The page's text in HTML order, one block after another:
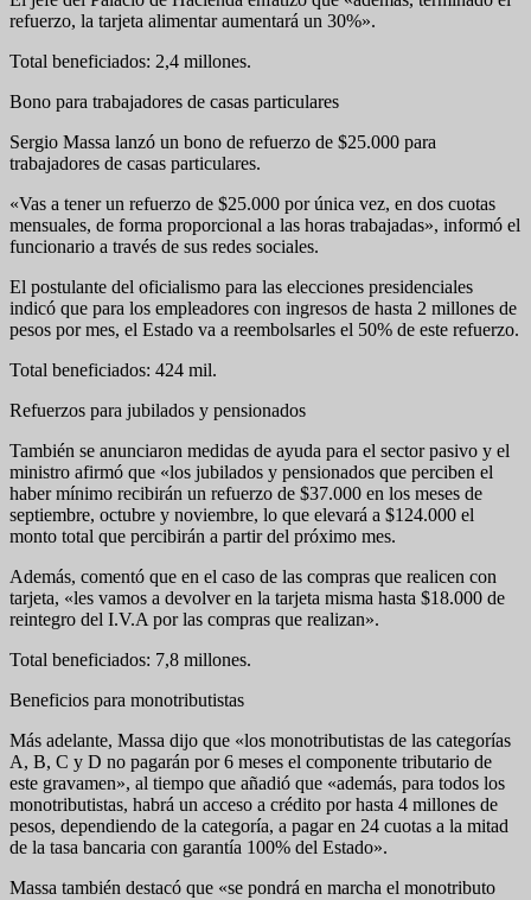
refuerzo, la tarjeta alimentar aumentará un 30%».
Total beneficiados: 2,4 millones.
Bono para trabajadores de casas particulares
Sergio Massa lanzó un bono de refuerzo de $25.000 para
trabajadores de casas particulares.
«Vas a tener un refuerzo de $25.000 por única vez, en dos cuotas
mensuales, de forma proporcional a las horas trabajadas», informó el
funcionario a través de sus redes sociales.
El postulante del oficialismo para las elecciones presidenciales
indicó que para los empleadores con ingresos de hasta 2 millones de
pesos por mes, el Estado va a reembolsarles el 50% de este refuerzo.
Total beneficiados: 424 mil.
Refuerzos para jubilados y pensionados
También se anunciaron medidas de ayuda para el sector pasivo y el
ministro afirmó que «los jubilados y pensionados que perciben el
haber mínimo recibirán un refuerzo de $37.000 en los meses de
septiembre, octubre y noviembre, lo que elevará a $124.000 el
monto total que percibirán a partir del próximo mes.
Además, comentó que en el caso de las compras que realicen con
tarjeta, «les vamos a devolver en la tarjeta misma hasta $18.000 de
reintegro del I.V.A por las compras que realizan».
Total beneficiados: 7,8 millones.
Beneficios para monotributistas
Más adelante, Massa dijo que «los monotributistas de las categorías
A, B, C y D no pagarán por 6 meses el componente tributario de
este gravamen», al tiempo que añadió que «además, para todos los
monotributistas, habrá un acceso a crédito por hasta 4 millones de
pesos, dependiendo de la categoría, a pagar en 24 cuotas a la mitad
de la tasa bancaria con garantía 100% del Estado».
Massa también destacó que «se pondrá en marcha el monotributo